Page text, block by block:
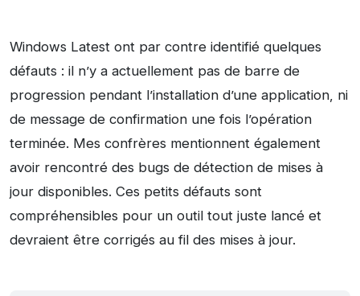
Windows Latest ont par contre identifié quelques
défauts : il n’y a actuellement pas de barre de
progression pendant l’installation d’une application, ni
de message de confirmation une fois l’opération
terminée. Mes confrères mentionnent également
avoir rencontré des bugs de détection de mises à
jour disponibles. Ces petits défauts sont
compréhensibles pour un outil tout juste lancé et
devraient être corrigés au fil des mises à jour.